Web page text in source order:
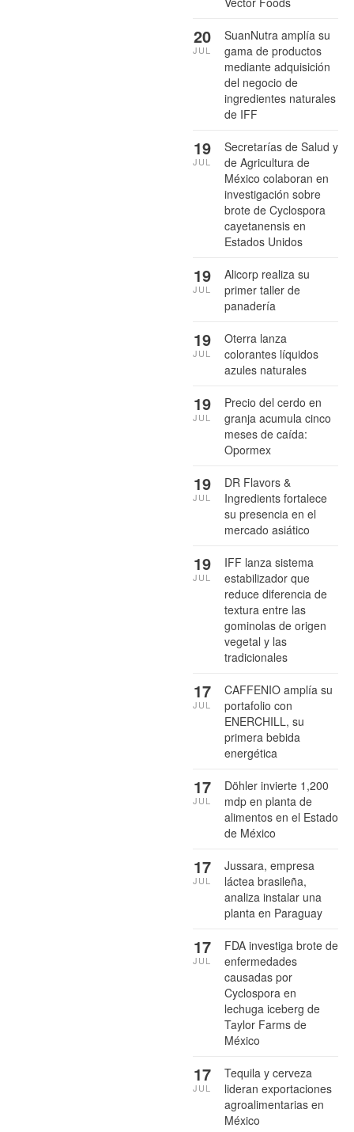
SuanNutra amplía su
gama de productos
mediante adquisición
del negocio de
ingredientes naturales
de IFF
20
JUL
Secretarías de Salud y
de Agricultura de
México colaboran en
investigación sobre
brote de Cyclospora
cayetanensis en
Estados Unidos
19
JUL
Alicorp realiza su
primer taller de
panadería
19
JUL
Oterra lanza
colorantes líquidos
azules naturales
19
JUL
Precio del cerdo en
granja acumula cinco
meses de caída:
Opormex
19
JUL
DR Flavors &
Ingredients fortalece
su presencia en el
mercado asiático
19
JUL
IFF lanza sistema
estabilizador que
reduce diferencia de
textura entre las
gominolas de origen
vegetal y las
tradicionales
19
JUL
CAFFENIO amplía su
portafolio con
ENERCHILL, su
primera bebida
energética
17
JUL
Döhler invierte 1,200
mdp en planta de
alimentos en el Estado
de México
17
JUL
Jussara, empresa
láctea brasileña,
analiza instalar una
planta en Paraguay
17
JUL
FDA investiga brote de
enfermedades
causadas por
Cyclospora en
lechuga iceberg de
Taylor Farms de
México
17
JUL
Tequila y cerveza
lideran exportaciones
agroalimentarias en
México
17
JUL